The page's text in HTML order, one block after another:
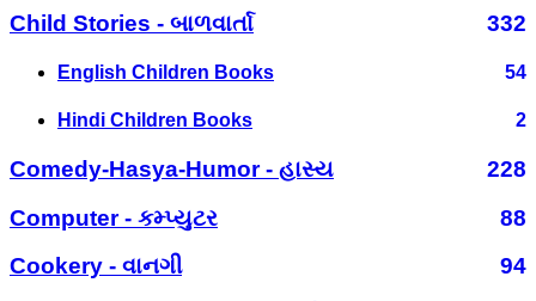
Child Stories - બાળવાર્તા
332
English Children Books 54
Hindi Children Books 2
Comedy-Hasya-Humor - હાસ્ય
228
Computer - કમ્પ્યુટર
88
Cookery - વાનગી
94